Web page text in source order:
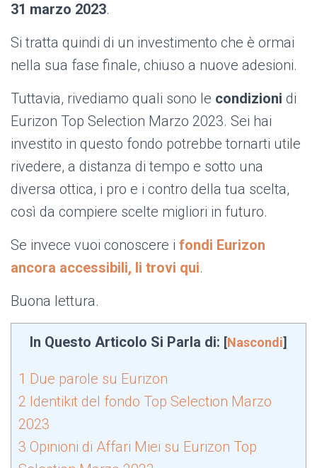
31 marzo 2023.
Si tratta quindi di un investimento che è ormai
nella sua fase finale, chiuso a nuove adesioni.
Tuttavia, rivediamo quali sono le condizioni di
Eurizon Top Selection Marzo 2023. Sei hai
investito in questo fondo potrebbe tornarti utile
rivedere, a distanza di tempo e sotto una
diversa ottica, i pro e i contro della tua scelta,
così da compiere scelte migliori in futuro.
Se invece vuoi conoscere i fondi Eurizon
ancora accessibili, li trovi qui.
Buona lettura.
In Questo Articolo Si Parla di: [Nascondi]
1 Due parole su Eurizon
2 Identikit del fondo Top Selection Marzo
2023
3 Opinioni di Affari Miei su Eurizon Top